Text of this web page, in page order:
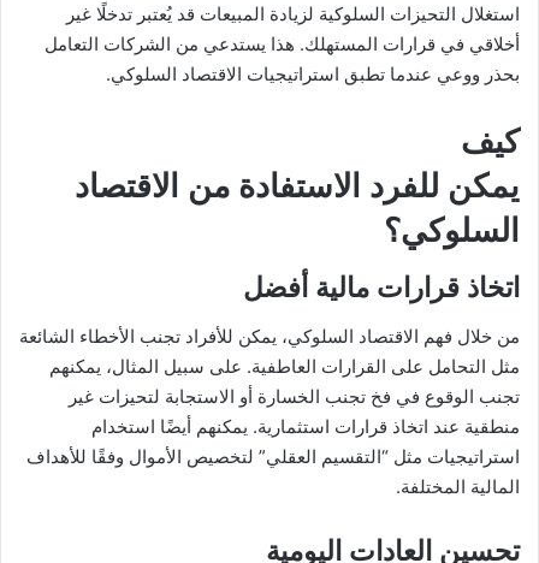
استغلال التحيزات السلوكية لزيادة المبيعات قد يُعتبر تدخلًا غير
أخلاقي في قرارات المستهلك. هذا يستدعي من الشركات التعامل
بحذر ووعي عندما تطبق استراتيجيات الاقتصاد السلوكي.
كيف
يمكن للفرد الاستفادة من الاقتصاد
السلوكي؟
اتخاذ قرارات مالية أفضل
من خلال فهم الاقتصاد السلوكي، يمكن للأفراد تجنب الأخطاء الشائعة
مثل التحامل على القرارات العاطفية. على سبيل المثال، يمكنهم
تجنب الوقوع في فخ تجنب الخسارة أو الاستجابة لتحيزات غير
منطقية عند اتخاذ قرارات استثمارية. يمكنهم أيضًا استخدام
استراتيجيات مثل “التقسيم العقلي” لتخصيص الأموال وفقًا للأهداف
المالية المختلفة.
تحسين العادات اليومية